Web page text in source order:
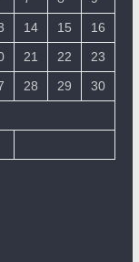
14 15
16
21 22
23
28 29
30